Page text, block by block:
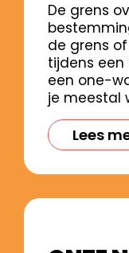
De grens
de grens
tijdens een
een one-
je meestal
Lees